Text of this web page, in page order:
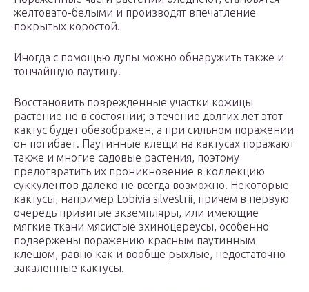
желтовато-белыми и производят впечатление
покрытых коростой.
Иногда с помощью лупы можно обнаружить также и
тончайшую паутину.
Восстановить поврежденные участки кожицы
растение не в состоянии; в течение долгих лет этот
кактус будет обезображен, а при сильном поражении
он погибает. Паутинные клещи на кактусах поражают
также и многие садовые растения, поэтому
предотвратить их проникновение в коллекцию
суккулентов далеко не всегда возможно. Некоторые
кактусы, например Lobivia silvestrii, причем в первую
очередь привитые экземпляры, или имеющие
мягкие ткани мясистые эхиноцереусы, особенно
подвержены поражению красным паутинным
клещом, равно как и вообще рыхлые, недостаточно
закаленные кактусы.